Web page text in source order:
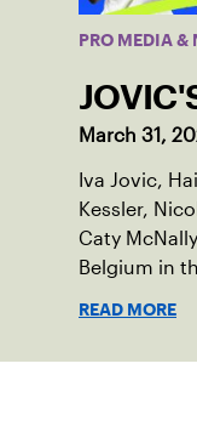
PRO MEDIA &
March 31,
Iva Jovic,
Kessler,
Caty
Belgium in
READ MORE